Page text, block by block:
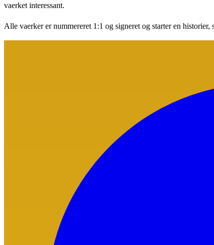
vaerket interessant.
Alle vaerker er nummereret 1:1 og signeret og starter en historier,